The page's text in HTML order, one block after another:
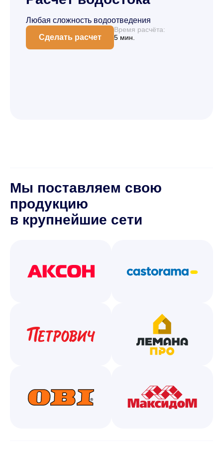
Любая сложность водоотведения
Сделать расчет
Время расчёта:
5 мин.
Мы поставляем свою
продукцию
в крупнейшие сети